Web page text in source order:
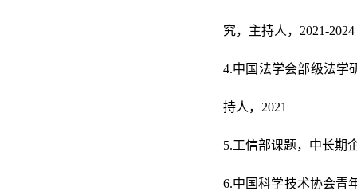
究，主持人，2021-2024
4.中国法学会部级法学
持人，2021
5.工信部课题，中长期
6.中国科学技术协会青